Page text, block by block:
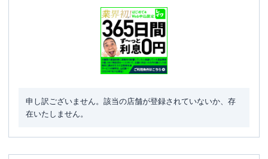
申し訳ございません。該当の店舗が登録されていないか、存
在いたしません。